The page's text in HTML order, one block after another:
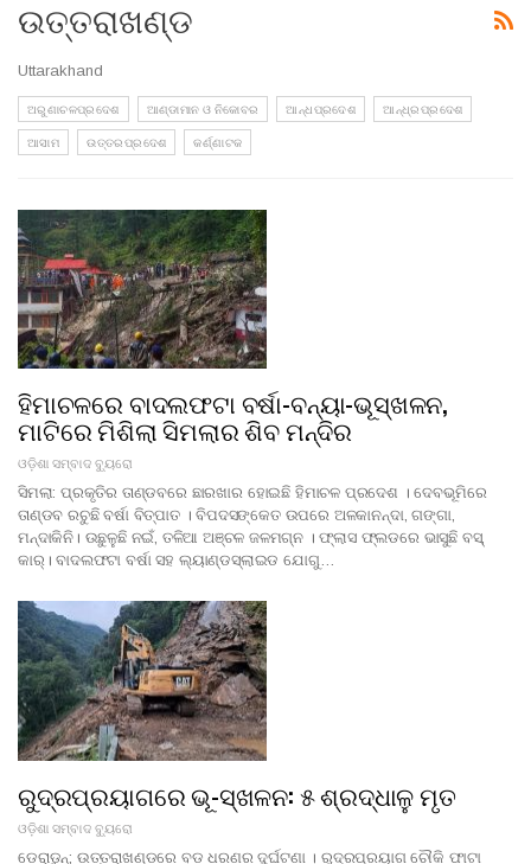
ଉତ୍ତରାଖଣ୍ଡ
Uttarakhand
ଅରୁଣାଚଳପ୍ରଦେଶ ଆଣ୍ଡାମାନ ଓ ନିକୋବର ଆନ୍ଧପ୍ରଦେଶ
ଆନ୍ଧ୍ରପ୍ରଦେଶ
ଆସାମ
ଉତ୍ତରପ୍ରଦେଶ କର୍ଣ୍ଣାଟକ
ହିମାଚଳରେ ବାଦଲଫଟା ବର୍ଷା-ବନ୍ୟା-ଭୂସ୍ଖଳନ,
ମାଟିରେ ମିଶିଲା ସିମଲାର ଶିବ ମନ୍ଦିର
ଓଡ଼ିଶା ସମ୍ବାଦ ବ୍ୟୁରୋ
ସିମଲା: ପ୍ରକୃତିର ତାଣ୍ଡବରେ ଛାରଖାର ହୋଇଛି ହିମାଚଳ ପ୍ରଦେଶ । ଦେବଭୂମିରେ
ତାଣ୍ଡବ ରଚୁଛି ବର୍ଷା ବିତ୍ପାତ । ବିପଦସଙ୍କେତ ଉପରେ ଅଳକାନନ୍ଦା, ଗଙ୍ଗା,
ମନ୍ଦାକିନି। ଉଛୁଳୁଛି ନଇଁ, ତଳିଆ ଅଞ୍ଚଳ ଜଳମଗ୍ନ । ଫ୍ଲାସ ଫ୍ଲଡରେ ଭାସୁଛି ବସ୍,
କାର୍। ବାଦଲଫଟା ବର୍ଷା ସହ ଲ୍ୟାଣ୍ଡସ୍ଲାଇଡ ଯୋଗୁ…
ରୁଦ୍ରପ୍ରୟାଗରେ ଭୂ-ସ୍ଖଳନ: ୫ ଶ୍ରଦ୍ଧାଳୁ ମୃତ
ଓଡ଼ିଶା ସମ୍ବାଦ ବ୍ୟୁରୋ
ଡେରାଡୁନ୍; ଉତ୍ତରାଖଣ୍ଡରେ ବଡ ଧରଣର ଦୁ୍ର୍ଘଟଣା । ରୁଦ୍ରପ୍ରୟାଗ ଚୌକି ଫାଟା